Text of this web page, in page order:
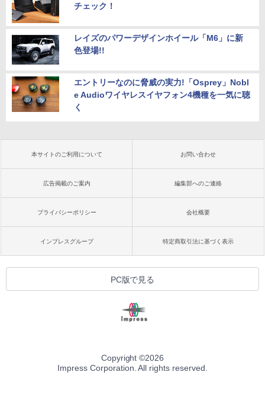
チェック！
レイズのパワーデザインホイール「M6」に新
色登場!!
エントリーなのに脅威の実力!「Osprey」Nobl
e Audioワイヤレスイヤフォン4機種を一気に聴
く
本サイトのご利用について お問い合わせ
広告掲載のご案内 編集部へのご連絡
プライバシーポリシー 会社概要
インプレスグループ 特定商取引法に基づく表示
PC版で見る
Copyright ©2026
Impress Corporation. All rights reserved.